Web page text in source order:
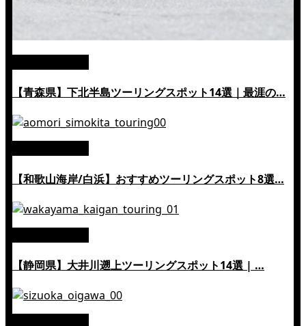
【青森県】下北半島ツーリングスポット14選｜最涯の…
【和歌山海岸/白浜】おすすめツーリングスポット8選…
【静岡県】大井川遡上ツーリングスポット14選 | …